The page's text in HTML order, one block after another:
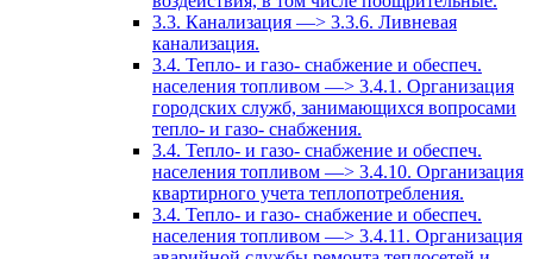
3.3. Канализация —> 3.3.6. Ливневая
канализация.
3.4. Тепло- и газо- снабжение и обеспеч.
населения топливом —> 3.4.1. Организация
городских служб, занимающихся вопросами
тепло- и газо- снабжения.
3.4. Тепло- и газо- снабжение и обеспеч.
населения топливом —> 3.4.10. Организация
квартирного учета теплопотребления.
3.4. Тепло- и газо- снабжение и обеспеч.
населения топливом —> 3.4.11. Организация